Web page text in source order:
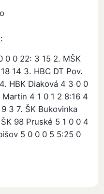
0 0 22: 3 15 2. MŠK
14 3. HBC DT Pov.
HBK Diaková 4 3 0 0
4 1 0 1 2 8:16 4
3 7. ŠK Bukovinka
98 Pruské 5 1 0 0 4
5 0 0 0 5 5:25 0